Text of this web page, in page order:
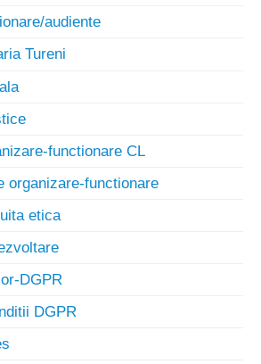
audiente
Tureni
functionare CL
organizare-functionare
etica
DGPR
DGPR